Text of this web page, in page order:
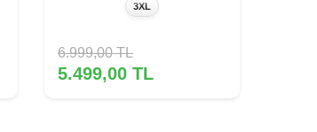
3XL
6.999,00TL
5.499,00 TL